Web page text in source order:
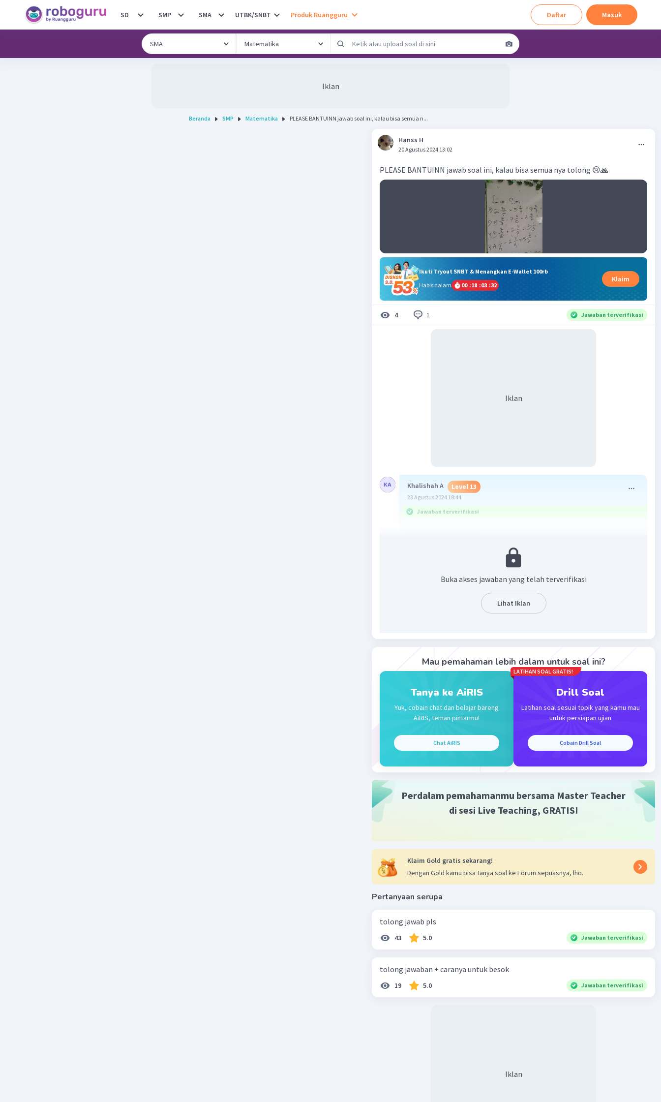
SD SMP SMA UTBK/SNBT Produk Ruangguru Daftar Masuk
Iklan
Beranda SMP Matematika PLEASE BANTUINN jawab soal ini, kalau bisa semua n...
Hanss H
20 Agustus 2024 13:02
PLEASE BANTUINN jawab soal ini, kalau bisa semua nya tolong 😢🙏
Ikuti Tryout SNBT & Menangkan E-Wallet 100rb
Habis dalam
00 :18 :03 :32
Klaim
4 1 Jawaban terverifikasi
Iklan
Khalishah A Level 13
23 Agustus 2024 18:44
Jawaban terverifikasi
Buka akses jawaban yang telah terverifikasi
Lihat Iklan
Mau pemahaman lebih dalam untuk soal ini?
Tanya ke AiRIS
Yuk, cobain chat dan belajar bareng
AiRIS, teman pintarmu!
Chat AiRIS
LATIHAN SOAL GRATIS!
Drill Soal
Latihan soal sesuai topik yang kamu mau
untuk persiapan ujian
Cobain Drill Soal
Perdalam pemahamanmu bersama Master Teacher
di sesi Live Teaching, GRATIS!
Klaim Gold gratis sekarang!
Dengan Gold kamu bisa tanya soal ke Forum sepuasnya, lho.
Pertanyaan serupa
tolong jawab pls
43 5.0 Jawaban terverifikasi
tolong jawaban + caranya untuk besok
19 5.0 Jawaban terverifikasi
Iklan